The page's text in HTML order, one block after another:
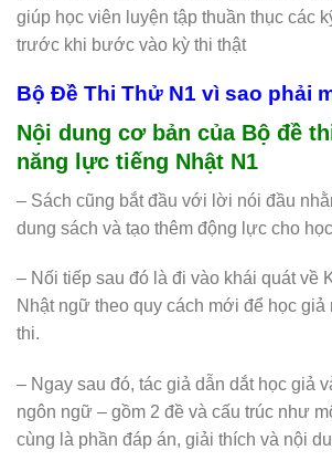
giúp học viên luyện tập thuần thục các
trước khi bước vào kỳ thi thật
Bộ Đề Thi Thử N1 vì sao phải
Nội dung cơ bản của Bộ đề
năng lực tiếng Nhật N1
– Sách cũng bắt đầu với lời nói đầu
dung sách và tạo thêm động lực cho
– Nối tiếp sau đó là đi vào khái quát về
Nhật ngữ theo quy cách mới để học giả
thi.
– Ngay sau đó, tác giả dẫn dắt học giả
ngôn ngữ – gồm 2 đề và cấu trúc như
cùng là phần đáp án, giải thích và nội